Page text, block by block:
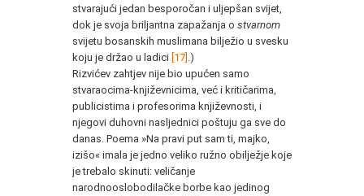
stvarajući jedan besporočan i uljepšan svijet,
dok je svoja briljantna zapažanja o stvarnom
svijetu bosanskih muslimana bilježio u svesku
koju je držao u ladici [17] .)
Rizvićev zahtjev nije bio upućen samo
stvaraocima-književnicima, već i kritičarima,
publicistima i profesorima književnosti, i
njegovi duhovni nasljednici poštuju ga sve do
danas. Poema »Na pravi put sam ti, majko,
izišo« imala je jedno veliko ružno obilježje koje
je trebalo skinuti: veličanje
narodnooslobodilačke borbe kao jedinog